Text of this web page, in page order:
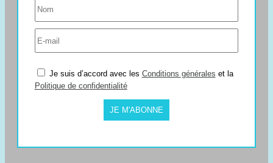
Je suis d’accord avec les Conditions générales et la
Politique de confidentialité
JE M'ABONNE